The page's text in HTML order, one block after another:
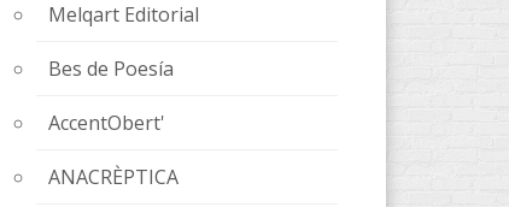
Melqart Editorial
Bes de Poesía
AccentObert'
ANACRÈPTICA